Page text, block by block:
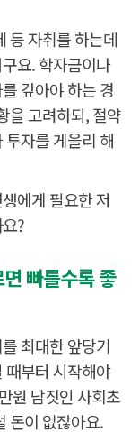
등 자취를 하는데
요. 학자금이나
갚아야 하는 경
을 고려하되, 절약
자를 게을리 해
에게 필요한 저
?
빠를수록 좋
최대한 앞당기
때부터 시작해야
원 남짓인 사회초
돈이 없잖아요.